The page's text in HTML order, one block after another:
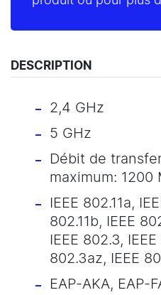
DESCRIPTION
2,4 GHz
5 GHz
Débit de
maximum: 1200
IEEE 802.11a,
802.11b, IEEE
IEEE 802.3,
802.3az, IEEE
EAP-AKA, EAP-